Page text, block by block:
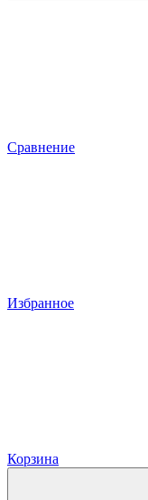
Сравнение
Избранное
Корзина